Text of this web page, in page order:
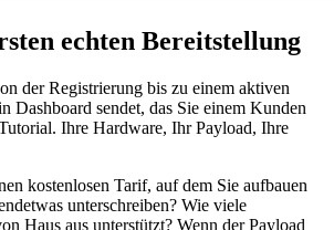
echten Bereitstellung
der Registrierung bis zu einem aktiven
Dashboard sendet, das Sie einem Kunden
Ihre Hardware, Ihr Payload, Ihre
kostenlosen Tarif, auf dem Sie aufbauen
unterschreiben? Wie viele
Haus aus unterstützt? Wenn der Payload